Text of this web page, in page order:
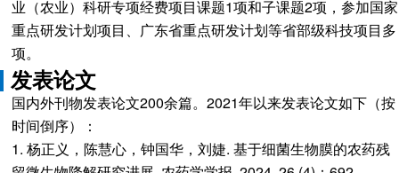
业（农业）科研专项经费项目课题1项和子课题2项，参加国家
重点研发计划项目、广东省重点研发计划等省部级科技项目多
项。
发表论文
国内外刊物发表论文200余篇。2021年以来发表论文如下（按
时间倒序）：
1. 杨正义，陈慧心，钟国华，刘婕. 基于细菌生物膜的农药残